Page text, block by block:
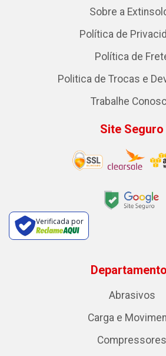
Sobre a
Política de
Política de
Politica de Trocas e
Trabalhe
Site Seguro
Verificada por
Abrasivos
Carga e
Compressores